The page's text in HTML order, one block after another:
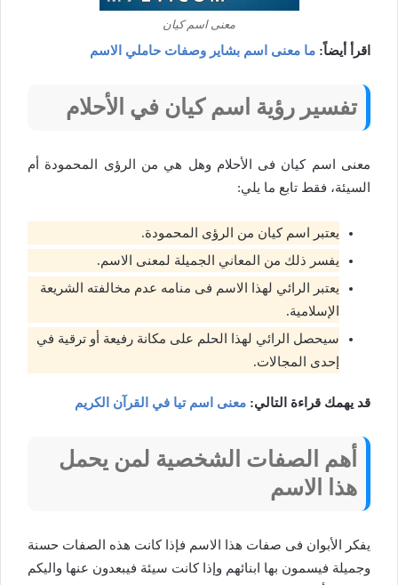
معنى اسم كيان
اقرأ أيضاً: ما معنى اسم بشاير وصفات حاملي الاسم
تفسير رؤية اسم كيان في الأحلام
معنى اسم كيان فى الأحلام وهل هي من الرؤى المحمودة أم
السيئة، فقط تابع ما يلي:
يعتبر اسم كيان من الرؤى المحمودة.
يفسر ذلك من المعاني الجميلة لمعنى الاسم.
يعتبر الرائي لهذا الاسم فى منامه عدم مخالفته الشريعة
الإسلامية.
سيحصل الرائي لهذا الحلم على مكانة رفيعة أو ترقية في
إحدى المجالات.
قد يهمك قراءة التالي: معنى اسم تيا في القرآن الكريم
أهم الصفات الشخصية لمن يحمل
هذا الاسم
يفكر الأبوان فى صفات هذا الاسم فإذا كانت هذه الصفات حسنة
وجميلة فيسمون بها ابنائهم وإذا كانت سيئة فيبعدون عنها واليكم